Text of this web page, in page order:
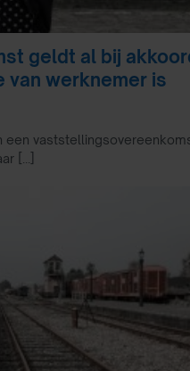
geldt al bij
van werknemer is
een
[...]